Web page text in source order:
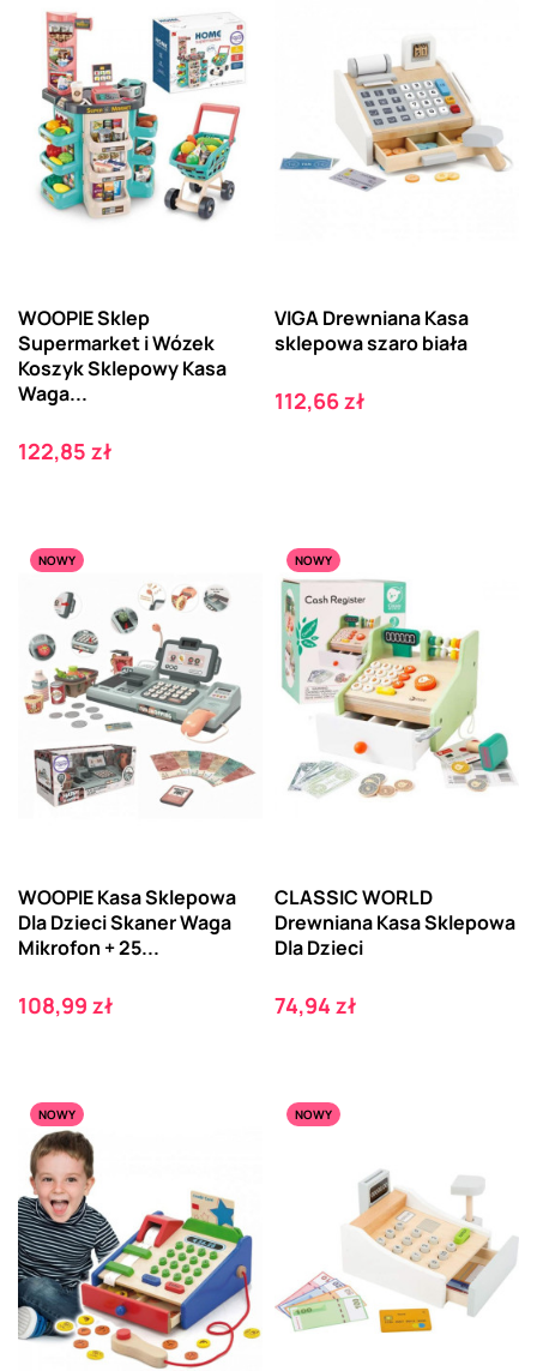
WOOPIE Sklep
Supermarket i Wózek
Koszyk Sklepowy Kasa
Waga...
Cena
122,85 zł
VIGA Drewniana Kasa
sklepowa szaro biała
Cena
112,66 zł
NOWY
WOOPIE Kasa Sklepowa
Dla Dzieci Skaner Waga
Mikrofon + 25...
Cena
108,99 zł
NOWY
CLASSIC WORLD
Drewniana Kasa Sklepowa
Dla Dzieci
Cena
74,94 zł
NOWY NOWY